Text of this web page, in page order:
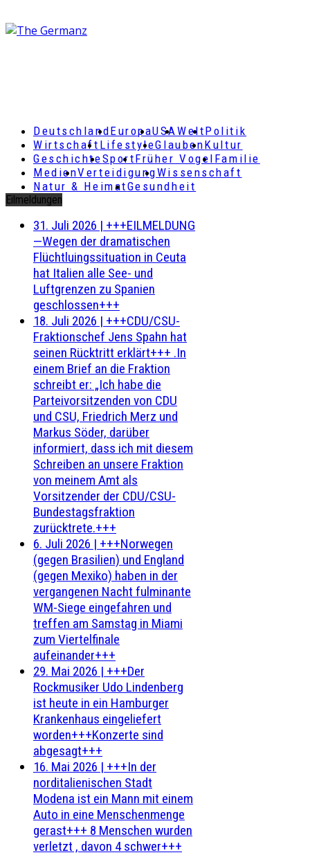
DeutschlandEuropaUSAWeltPolitik
Wirtschaft LifestyleGlaubenKultur
GeschichteSportFrüher Vogel Familie
MedienVerteidigungWissenschaft
Natur & HeimatGesundheit
Eilmeldungen
31. Juli 2026 | +++EILMELDUNG
—Wegen der dramatischen
Flüchtluingssituation in Ceuta
hat Italien alle See- und
Luftgrenzen zu Spanien
geschlossen+++
18. Juli 2026 | +++CDU/CSU-
Fraktionschef Jens Spahn hat
seinen Rücktritt erklärt+++ .In
einem Brief an die Fraktion
schreibt er: „Ich habe die
Parteivorsitzenden von CDU
und CSU, Friedrich Merz und
Markus Söder, darüber
informiert, dass ich mit diesem
Schreiben an unsere Fraktion
von meinem Amt als
Vorsitzender der CDU/CSU-
Bundestagsfraktion
zurücktrete.+++
6. Juli 2026 | +++Norwegen
(gegen Brasilien) und England
(gegen Mexiko) haben in der
vergangenen Nacht fulminante
WM-Siege eingefahren und
treffen am Samstag in Miami
zum Viertelfinale
aufeinander+++
29. Mai 2026 | +++Der
Rockmusiker Udo Lindenberg
ist heute in ein Hamburger
Krankenhaus eingeliefert
worden+++Konzerte sind
abgesagt+++
16. Mai 2026 | +++In der
norditalienischen Stadt
Modena ist ein Mann mit einem
Auto in eine Menschenmenge
gerast+++ 8 Menschen wurden
verletzt , davon 4 schwer+++